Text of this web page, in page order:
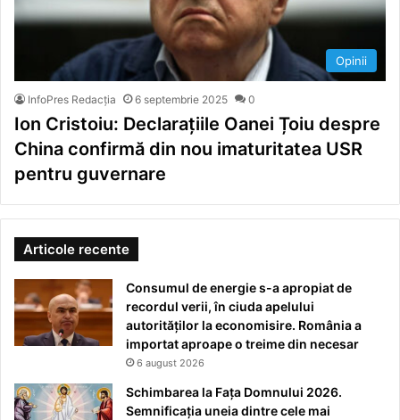
Opinii
InfoPres Redacția 6 septembrie 2025 0
Ion Cristoiu: Declarațiile Oanei Țoiu despre
China confirmă din nou imaturitatea USR
pentru guvernare
Articole recente
Consumul de energie s-a apropiat de
recordul verii, în ciuda apelului
autorităților la economisire. România a
importat aproape o treime din necesar
6 august 2026
Schimbarea la Fața Domnului 2026.
Semnificația uneia dintre cele mai